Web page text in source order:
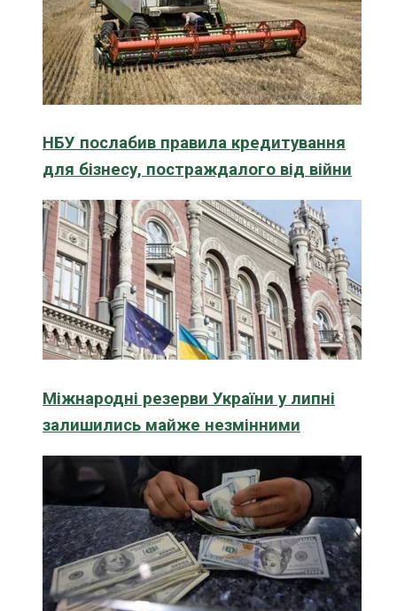
НБУ послабив правила кредитування
для бізнесу, постраждалого від війни
Міжнародні резерви України у липні
залишились майже незмінними